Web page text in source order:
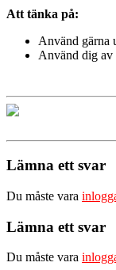
Att tänka på:
Använd gärna
Använd dig av
Lämna ett svar
Du måste vara
Lämna ett svar
Du måste vara